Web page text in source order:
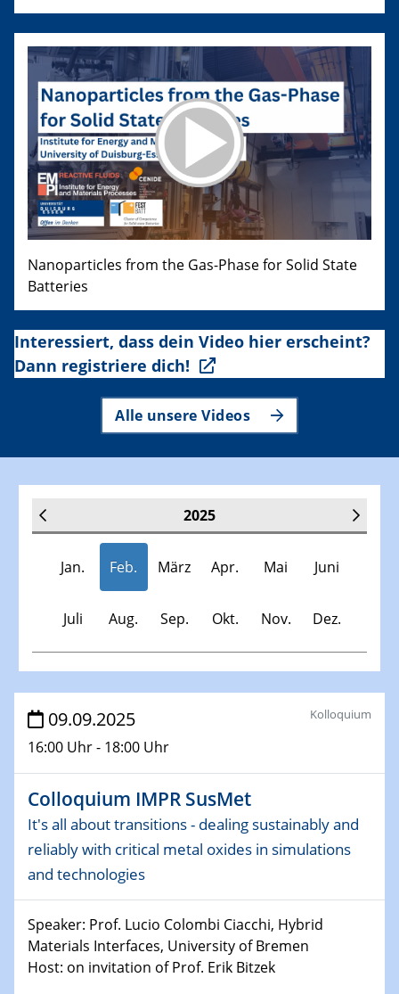
Nanoparticles from the Gas-Phase for Solid State
Batteries
Interessiert, dass dein Video hier erscheint?
Dann registriere dich!
Alle unsere Videos
2025
Jan. Feb. März Apr. Mai Juni
Juli Aug. Sep. Okt. Nov. Dez.
Veranstaltungen
30.11.-0001 - 06.02.2025
SFB/TRR 247 Seminar
08.01.2025
Physikalisches Kolloquium
Shaping the future: The role of metrology in a changing
world
14.01.2025
SFB 1242 Kolloquium
09.09.2025
16:00 Uhr - 18:00 Uhr
Kolloquium
Colloquium IMPR SusMet
It's all about transitions - dealing sustainably and
reliably with critical metal oxides in simulations
and technologies
Speaker: Prof. Lucio Colombi Ciacchi, Hybrid
Materials Interfaces, University of Bremen
Host: on invitation of Prof. Erik Bitzek